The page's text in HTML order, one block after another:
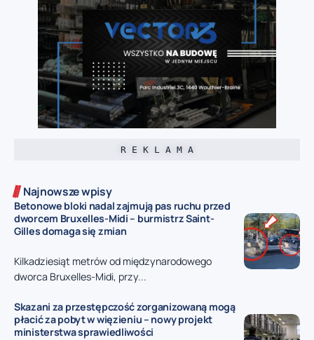
R E K L A M A
Najnowsze wpisy
Betonowe bloki nadal zajmują pas ruchu przed
dworcem Bruxelles-Midi – burmistrz Saint-
Gilles domaga się zmian
Kilkadziesiąt metrów od międzynarodowego
dworca Bruxelles-Midi, przy...
Skazani za przestępczość zorganizowaną mogą
płacić za pobyt w więzieniu – nowy projekt
ministerstwa sprawiedliwości